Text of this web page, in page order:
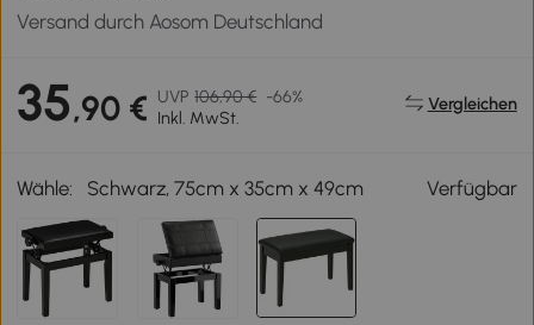
Versand durch Aosom Deutschland
35,90 € UVP 106,90 € -66%
Inkl. MwSt.
Vergleichen
Wähle: Schwarz, 75cm x 35cm x 49cm Verfügbar